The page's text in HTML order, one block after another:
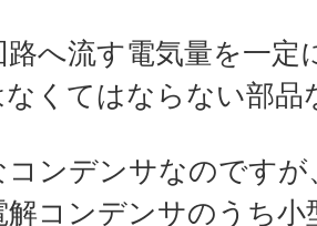
へ流す電気量を一定
なくてはならない部品
コンデンサなのです
解コンデンサのうち小